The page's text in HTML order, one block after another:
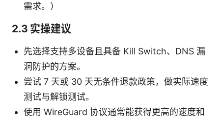
需求。）
2.3 实操建议
先选择支持多设备且具备 Kill Switch、DNS 漏
洞防护的方案。
尝试 7 天或 30 天无条件退款政策，做实际速度
测试与解锁测试。
使用 WireGuard 协议通常能获得更高的速度和